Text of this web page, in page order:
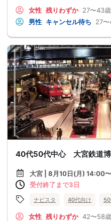
女性 残りわずか 27〜43歳
男性 キャンセル待ち 27
40代50代中心 大宮鉄道博
大宮 | 8月10日(月) 14:00〜
受付終了まで3日
ナビスタ 40代向け
女性 残りわずか 42〜58歳